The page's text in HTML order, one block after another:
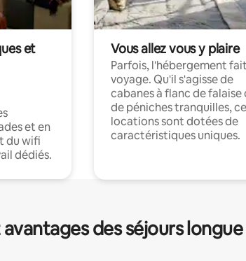
et
et en
du wifi
dédiés.
Vous allez vous y plaire
Parfois, l'hébergement
voyage. Qu'il s'agisse de
cabanes à flanc de falaise
de péniches tranquilles,
locations sont dotées de
caractéristiques uniques.
des séjours